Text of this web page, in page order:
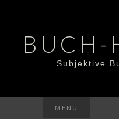
BUCH-
Subjektive
MENU